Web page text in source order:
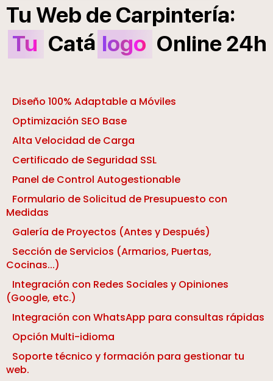
Tu Web deCarpintería:
Tu Catá logo Online24h
Diseño 100% Adaptable a Móviles
Optimización SEO Base
Alta Velocidad de Carga
Certificado de Seguridad SSL
Panel de Control Autogestionable
Formulario de Solicitud de Presupuesto con
Medidas
Galería de Proyectos (Antes y Después)
Sección de Servicios (Armarios, Puertas,
Cocinas...)
Integración con Redes Sociales y Opiniones
(Google, etc.)
Integración con WhatsApp para consultas rápidas
Opción Multi-idioma
Soporte técnico y formación para gestionar tu
web.